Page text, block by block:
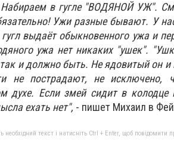
Набираем в гугле "ВОДЯНОЙ УЖ".
Ужи разные бывают. У
выдаёт обыкновенного ужа и
ужа нет никаких "ушек".
и должно быть. Не ядовитый он и
не пострадают, не исключено,
духе. Если змей сидит в
ехать нет", - пишет Михаил в
текст і натисніть Ctrl + Enter, щоб повідомити